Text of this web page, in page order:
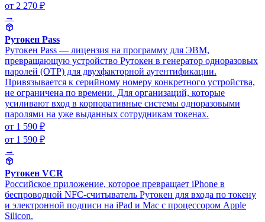
от 2 270 ₽
→
Рутокен Pass
Рутокен Pass — лицензия на программу для ЭВМ,
превращающую устройство Рутокен в генератор одноразовых
паролей (OTP) для двухфакторной аутентификации.
Привязывается к серийному номеру конкретного устройства,
не ограничена по времени. Для организаций, которые
усиливают вход в корпоративные системы одноразовыми
паролями на уже выданных сотрудникам токенах.
от 1 590 ₽
от 1 590 ₽
→
Рутокен VCR
Российское приложение, которое превращает iPhone в
беспроводной NFC-считыватель Рутокен для входа по токену
и электронной подписи на iPad и Mac с процессором Apple
Silicon.